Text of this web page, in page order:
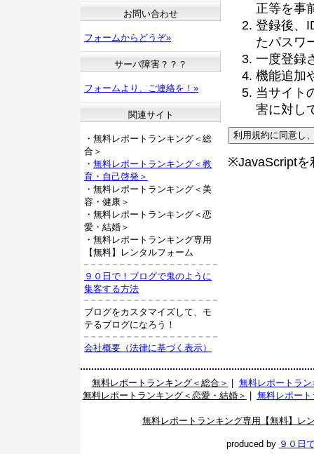
正等を事
登録後、
たパスワ
一度登録
機能追加
当サイト
害に対し
※JavaScriptを
お問い合わせ
フォームからどうぞ»
サーバ障害？？？
フォームより、ご連絡を！»
関連サイト
・無料レポートランキング＜総
合＞
・ 無料レポートランキング＜教
育・自己啓発＞
・無料レポートランキング＜美
容・健康＞
・無料レポートランキング＜恋
愛・結婚＞
・無料レポートランキング専用
【無料】レンタルフォーム
９０日で！ブログで鬼のように
集客する方法
ブログをカスタマイズして、モ
テるブログになろう！
会社概要（法律に基づく表示）
無料レポートランキング＜総合＞
無料レポートラ
無料レポートランキング＜恋愛・結婚＞
無料レポー
無料レポートランキング専用【無料】レ
produced by ９０日